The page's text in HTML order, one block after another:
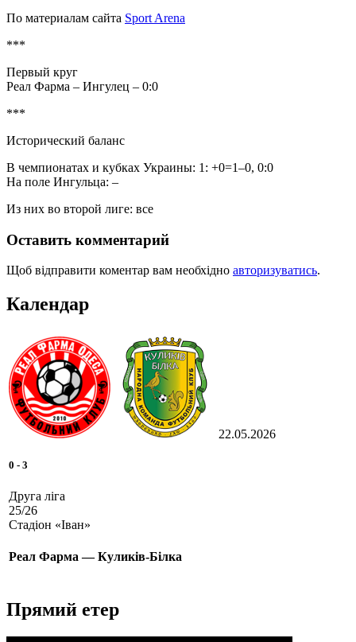
По материалам сайта Sport Arena
***
Первый круг
Реал Фарма – Ингулец – 0:0
***
Исторический баланс
В чемпионатах и кубках Украины: 1: +0=1–0, 0:0
На поле Ингульца: –
Из них во второй лиге: все
Оставить комментарий
Щоб відправити коментар вам необхідно авторизуватись.
Календар
22.05.2026
0 - 3
Друга ліга
25/26
Стадіон «Іван»
Реал Фарма — Куликів-Білка
Прямий етер